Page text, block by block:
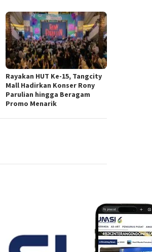
Rayakan HUT Ke-15, Tangcity
Mall Hadirkan Konser Rony
Parulian hingga Beragam
Promo Menarik